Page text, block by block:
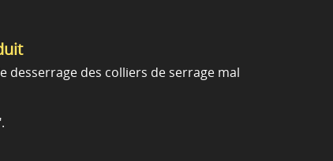
desserrage des colliers de serrage mal